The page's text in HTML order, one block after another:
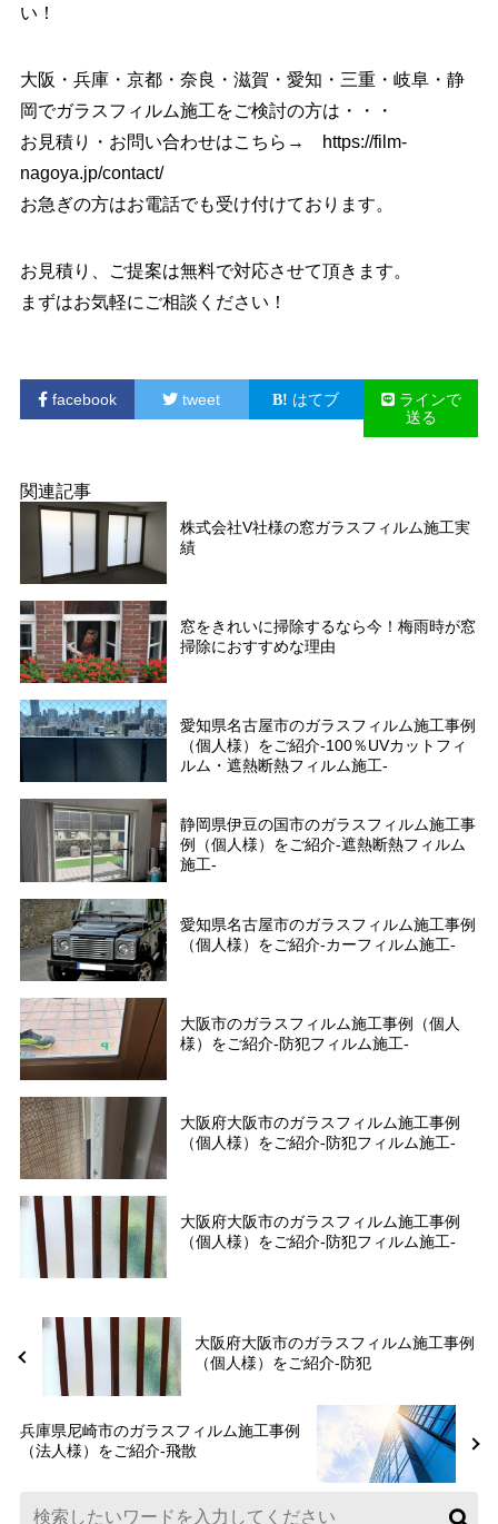
い！
大阪・兵庫・京都・奈良・滋賀・愛知・三重・岐阜・静
岡でガラスフィルム施工をご検討の方は・・・
お見積り・お問い合わせはこちら→
https://film-
nagoya.jp/contact/
お急ぎの方はお電話でも受け付けております。
お見積り、ご提案は無料で対応させて頂きます。
まずはお気軽にご相談ください！
facebook tweet はてブ
ラインで
送る
関連記事
株式会社V社様の窓ガラスフィルム施工実
績
窓をきれいに掃除するなら今！梅雨時が窓
掃除におすすめな理由
愛知県名古屋市のガラスフィルム施工事例
（個人様）をご紹介-100％UVカットフィ
ルム・遮熱断熱フィルム施工-
静岡県伊豆の国市のガラスフィルム施工事
例（個人様）をご紹介-遮熱断熱フィルム
施工-
愛知県名古屋市のガラスフィルム施工事例
（個人様）をご紹介-カーフィルム施工-
大阪市のガラスフィルム施工事例（個人
様）をご紹介-防犯フィルム施工-
大阪府大阪市のガラスフィルム施工事例
（個人様）をご紹介-防犯フィルム施工-
大阪府大阪市のガラスフィルム施工事例
（個人様）をご紹介-防犯フィルム施工-
大阪府大阪市のガラスフィルム施工事例
（個人様）をご紹介-防犯
兵庫県尼崎市のガラスフィルム施工事例
（法人様）をご紹介-飛散